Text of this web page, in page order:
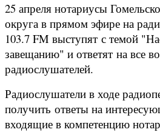
25 апреля нотариусы
округа в прямом эфире на
103.7 FM выступят с темой
завещанию" и ответят на все
радиослушателей.
Радиослушатели в ходе
получить ответы на
входящие в компетенцию